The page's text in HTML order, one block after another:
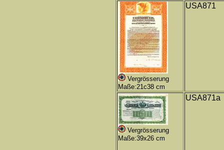
Vergrösserung
Maße:21c38 cm
USA871
Vergrösserung
Maße:39x26 cm
USA871a